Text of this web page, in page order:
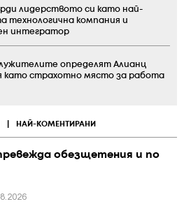
НАЙ-КОМЕНТИРАНИ
обезщетения и по
лидерството си като най-
технологична компания и
интегратор
определят Алианц
като страхотно място за работа